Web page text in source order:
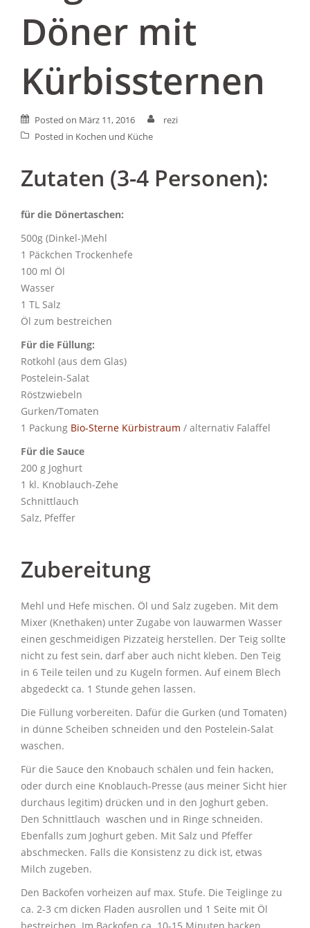
Döner mit
Kürbissternen
Posted on März 11, 2016
rezi
Posted in Kochen und Küche
Zutaten (3-4 Personen):
für die Dönertaschen:
500g (Dinkel-)Mehl
1 Päckchen Trockenhefe
100 ml Öl
Wasser
1 TL Salz
Öl zum bestreichen
Für die Füllung:
Rotkohl (aus dem Glas)
Postelein-Salat
Röstzwiebeln
Gurken/Tomaten
1 Packung Bio-Sterne Kürbistraum / alternativ Falaffel
Für die Sauce
200 g Joghurt
1 kl. Knoblauch-Zehe
Schnittlauch
Salz, Pfeffer
Zubereitung
Mehl und Hefe mischen. Öl und Salz zugeben. Mit dem
Mixer (Knethaken) unter Zugabe von lauwarmen Wasser
einen geschmeidigen Pizzateig herstellen. Der Teig sollte
nicht zu fest sein, darf aber auch nicht kleben. Den Teig
in 6 Teile teilen und zu Kugeln formen. Auf einem Blech
abgedeckt ca. 1 Stunde gehen lassen.
Die Füllung vorbereiten. Dafür die Gurken (und Tomaten)
in dünne Scheiben schneiden und den Postelein-Salat
waschen.
Für die Sauce den Knobauch schälen und fein hacken,
oder durch eine Knoblauch-Presse (aus meiner Sicht hier
durchaus legitim) drücken und in den Joghurt geben.
Den Schnittlauch waschen und in Ringe schneiden.
Ebenfalls zum Joghurt geben. Mit Salz und Pfeffer
abschmecken. Falls die Konsistenz zu dick ist, etwas
Milch zugeben.
Den Backofen vorheizen auf max. Stufe. Die Teiglinge zu
ca. 2-3 cm dicken Fladen ausrollen und 1 Seite mit Öl